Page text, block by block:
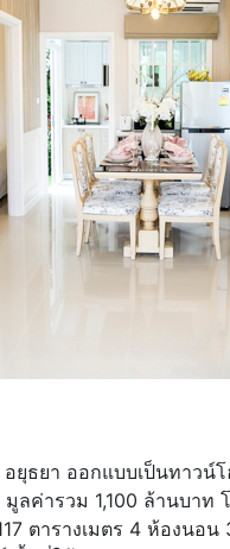
อยุธยา ออกแบบเป็นทาว
ลค่ารวม 1,100 ล้านบาท
ตารางเมตร 4 ห้องนอ